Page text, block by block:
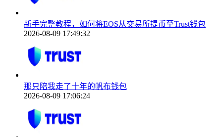
新手完整教程，如何将EOS从交易所提币至Trust钱包
2026-08-09 17:49:32
那只陪我走了十年的帆布钱包
2026-08-09 17:06:24